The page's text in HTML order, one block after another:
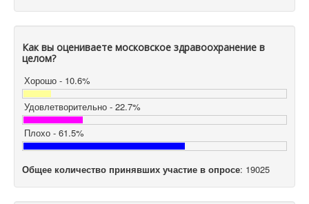
Как вы оцениваете московское здравоохранение в
целом?
Хорошо - 10.6%
Удовлетворительно - 22.7%
Плохо - 61.5%
Общее количество принявших участие в опросе: 19025